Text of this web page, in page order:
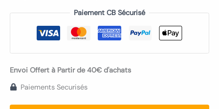
Paiement CB Sécurisé
Envoi Offert à Partir de 40€ d'achats
Paiements Securisés